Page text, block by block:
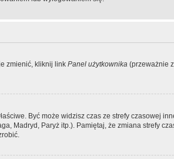
zmienić, kliknij link Panel użytkownika (przeważnie
Być może widzisz czas ze strefy czasowej
Madryd, Paryż itp.). Pamiętaj, że zmiana strefy